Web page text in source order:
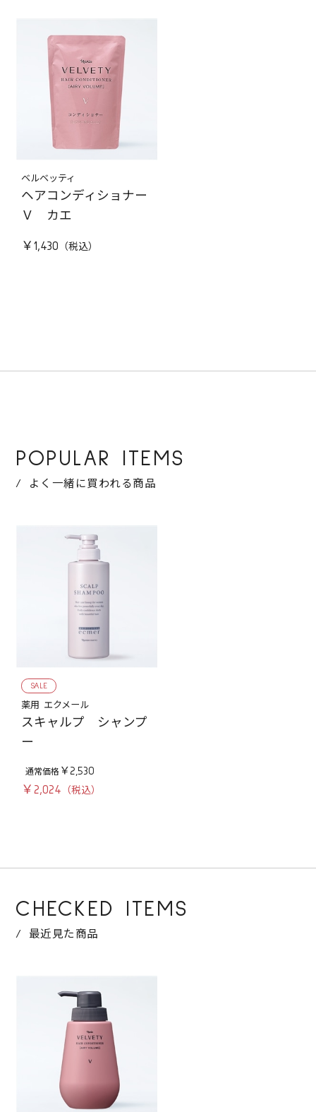
ベルベッティ
ヘアコンディショナー
Ｖ カエ
￥1,430
POPULAR ITEMS
よく一緒に買われる商品
SALE
薬用 エクメール
スキャルプ シャンプ
ー
￥2,530
￥2,024
CHECKED ITEMS
最近見た商品